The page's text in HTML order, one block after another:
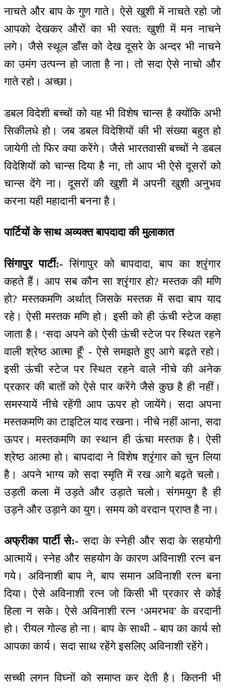
नाचते और बाप के गुण गाते। ऐसे खुशी में नाचते रहो जो
आपको देखकर औरों का भी स्वत: खुशी में मन नाचने
लगे। जैसे स्थूल डाँस को देख दूसरे के अन्दर भी नाचने
का उमंग उत्पन्न हो जाता है ना। तो सदा ऐसे नाचो और
गाते रहो। अच्छा।
डबल विदेशी बच्चों को यह भी विशेष चान्स है क्योंकि अभी
सिकीलधे हो। जब डबल विदेशियों की भी संख्या बहुत हो
जायेगी तो फिर क्या करेंगे। जैसे भारतवासी बच्चों ने डबल
विदेशियों को चान्स दिया है ना, तो आप भी ऐसे दूसरों को
चान्स देंगे ना। दूसरों की खुशी में अपनी खुशी अनुभव
करना यही महादानी बनना है।
पार्टियों के साथ अव्यक्त बापदादा की मुलाकात
सिंगापुर पार्टी:- सिंगापुर को बापदादा, बाप का श्रृंगार
कहते हैं। आप सब कौन सा श्रृंगार हो? मस्तक की मणि
हो? मस्तकमणि अर्थात् जिसके मस्तक में सदा बाप याद
रहे। ऐसी मस्तक मणि हो। इसी को ही ऊंची स्टेज कहा
जाता है। ‘सदा अपने को ऐसी ऊंची स्टेज पर स्थित रहने
वाली श्रेष्ठ आत्मा हूँ' - ऐसे समझते हुए आगे बढ़ते रहो।
इसी ऊंची स्टेज पर स्थित रहने वाले नीचे की अनेक
प्रकार की बातों को ऐसे पार करेंगे जैसे कुछ है ही नहीं।
समस्यायें नीचे रहेंगी आप ऊपर हो जायेंगे। सदा अपना
मस्तकमणि का टाइटिल याद रखना। नीचे नहीं आना, सदा
ऊपर। मस्तकमणि का स्थान ही ऊंचा मस्तक है। ऐसी
श्रेष्ठ आत्मा हो। बापदादा ने विशेष श्रृंगार को चुन लिया
है। अपने भाग्य को सदा स्मृति में रख आगे बढ़ते चलो।
उड़ती कला में उड़ते और उड़ाते चलो। संगमयुग है ही
उड़ने और उड़ाने का युग। समय को वरदान प्राप्त है ना।
अफ्रीका पार्टी से:- सदा के स्नेही और सदा के सहयोगी
आत्मायें। स्नेह और सहयोग के कारण अविनाशी रत्न बन
गये। अविनाशी बाप ने, बाप समान अविनाशी रत्न बना
दिया। ऐसे अविनाशी रत्न जो किसी भी प्रकार से कोई
हिला न सके। ऐसे अविनाशी रत्न ‘अमरभव' के वरदानी
हो। रीयल गोल्ड हो ना। बाप के साथी - बाप का कार्य सो
आपका कार्य। सदा साथ रहेंगे इसलिए अविनाशी रहेंगे।
सच्ची लगन विघ्नों को समाप्त कर देती है। कितनी भी